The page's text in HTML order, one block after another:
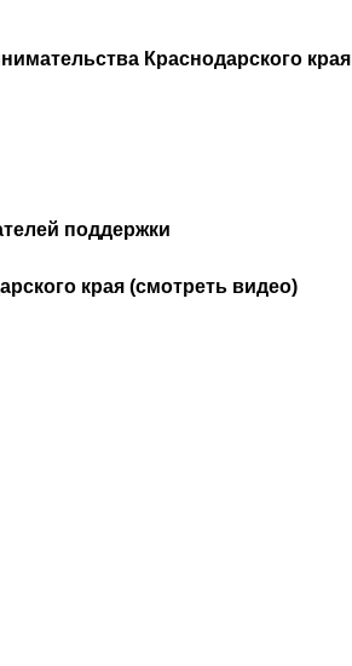
Краснодарского края
поддержки
края (смотреть видео)